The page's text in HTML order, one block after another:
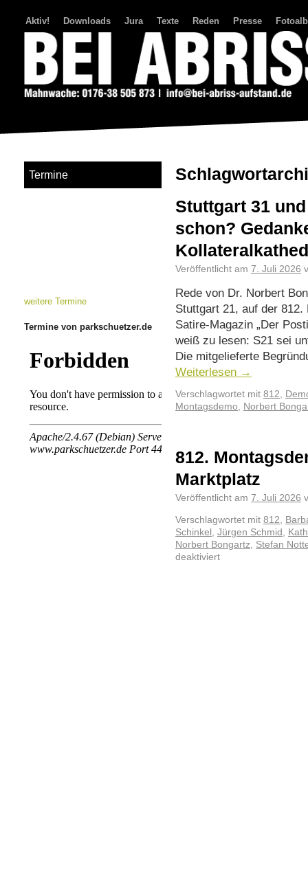
Aktiv! Downloads Jura Texte Reden Presse
Stuttgart 31
schon?
Veröffentlicht am 7. Juli 2026
Rede von Dr. Norbert
Stuttgart 21, auf der
Satire-Magazin „Der
weiß zu lesen: S21 sei
Die mitgelieferte
Weiterlesen →
Verschlagwortet mit 812,
Montagsdemo, Norbert
812.
Marktplatz
Veröffentlicht am 7. Juli 2026
Verschlagwortet mit 812,
Schinkel , Jürgen Schmid ,
Norbert Bongartz, Stefan
deaktiviert
Termine
weitere Termine
Termine von parkschuetzer.de